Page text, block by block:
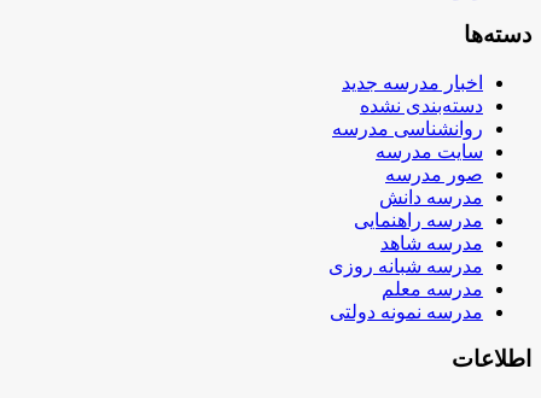
دسته‌ها
اخبار مدرسه جدید
دسته‌بندی نشده
روانشناسی مدرسه
سایت مدرسه
صور مدرسه
مدرسه دانش
مدرسه راهنمایی
مدرسه شاهد
مدرسه شبانه روزی
مدرسه معلم
مدرسه نمونه دولتی
اطلاعات